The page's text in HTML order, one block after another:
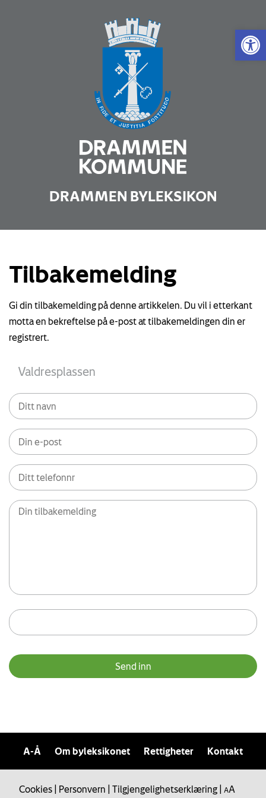
Vis
DRAMMEN BYLEKSIKON
Tilbakemelding
Gi din tilbakemelding på denne artikkelen. Du vil i etterkant
motta en bekreftelse på e-post at tilbakemeldingen din er
registrert.
A-Å Om byleksikonet Rettigheter Kontakt
Cookies Personvern Tilgjengelighetserklæring AA